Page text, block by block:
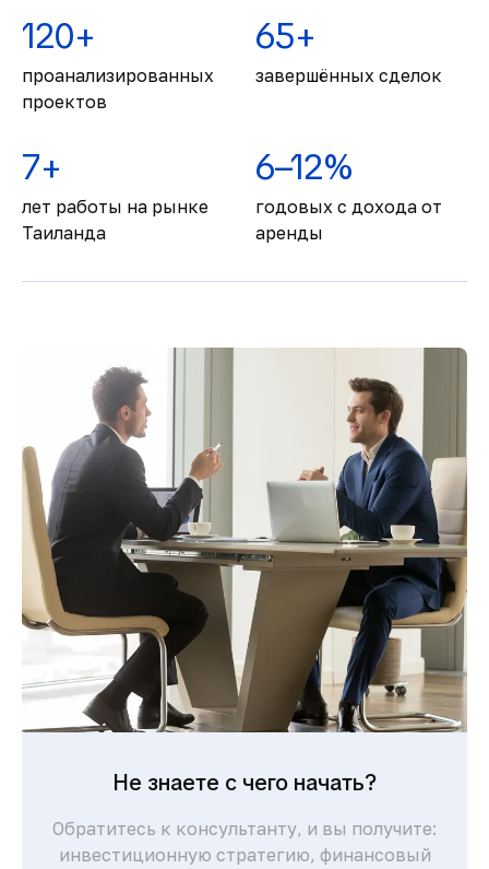
120+
проанализированных
проектов
65+
завершённых сделок
7+
лет работы на рынке
Таиланда
6–12%
годовых с дохода от
аренды
Не знаете с чего начать?
Обратитесь к консультанту, и вы получите:
инвестиционную стратегию, финансовый